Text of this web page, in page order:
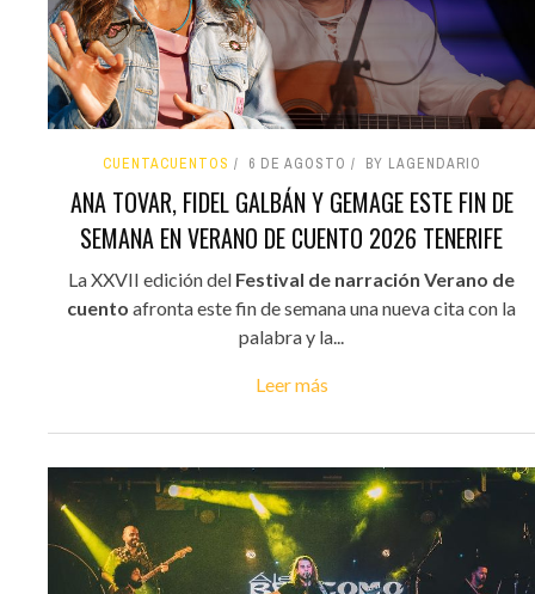
CUENTACUENTOS 6 DE AGOSTO BY LAGENDARIO
ANA TOVAR, FIDEL GALBÁN Y GEMAGE ESTE FIN DE
SEMANA EN VERANO DE CUENTO 2026 TENERIFE
La XXVII edición del Festival de narración Verano de
cuento afronta este fin de semana una nueva cita con la
palabra y la...
Leer más